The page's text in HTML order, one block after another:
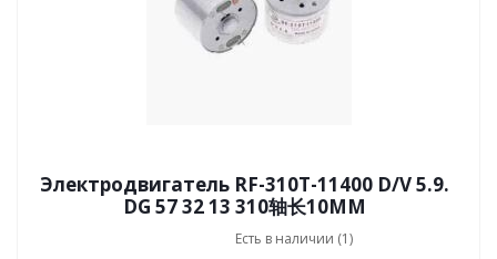
Электродвигатель RF-310T-11400 D/V 5.9.
DG 57 32 13 310轴长10MM
Есть в наличии (1)